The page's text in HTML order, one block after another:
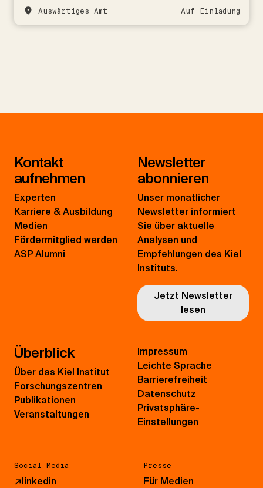
Auswärtiges Amt Auf Einladung
Kontakt
aufnehmen
Experten
Karriere & Ausbildung
Medien
Fördermitglied werden
ASP Alumni
Newsletter
abonnieren
Unser monatlicher
Newsletter informiert
Sie über aktuelle
Analysen und
Empfehlungen des Kiel
Instituts.
Jetzt Newsletter
lesen
Überblick
Über das Kiel Institut
Forschungszentren
Publikationen
Veranstaltungen
Social Media
↗linkedin
Presse
Für Medien
Impressum
Leichte Sprache
Barrierefreiheit
Datenschutz
Privatsphäre-
Einstellungen